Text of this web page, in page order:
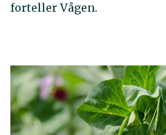
forteller Vågen.